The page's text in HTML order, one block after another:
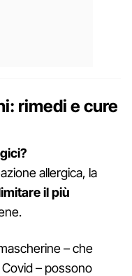
rimedi e cure
allergica, la
il più
– che
– possono